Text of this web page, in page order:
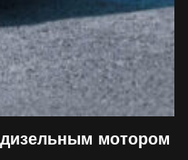
мотором